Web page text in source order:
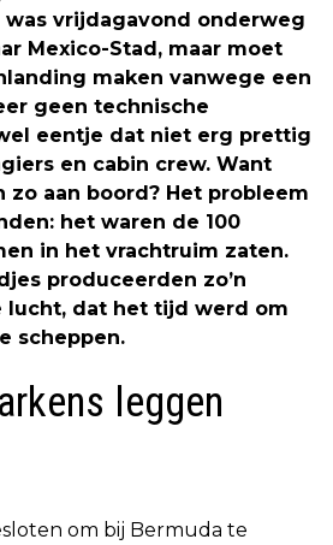
was vrijdagavond onderweg
Mexico-Stad, maar moet
maken vanwege een
geen technische
eentje dat niet erg prettig
en cabin crew. Want
aan boord? Het probleem
het waren de 100
in het vrachtruim zaten.
produceerden zo’n
lucht, dat het tijd werd om
scheppen.
leggen
om bij Bermuda te